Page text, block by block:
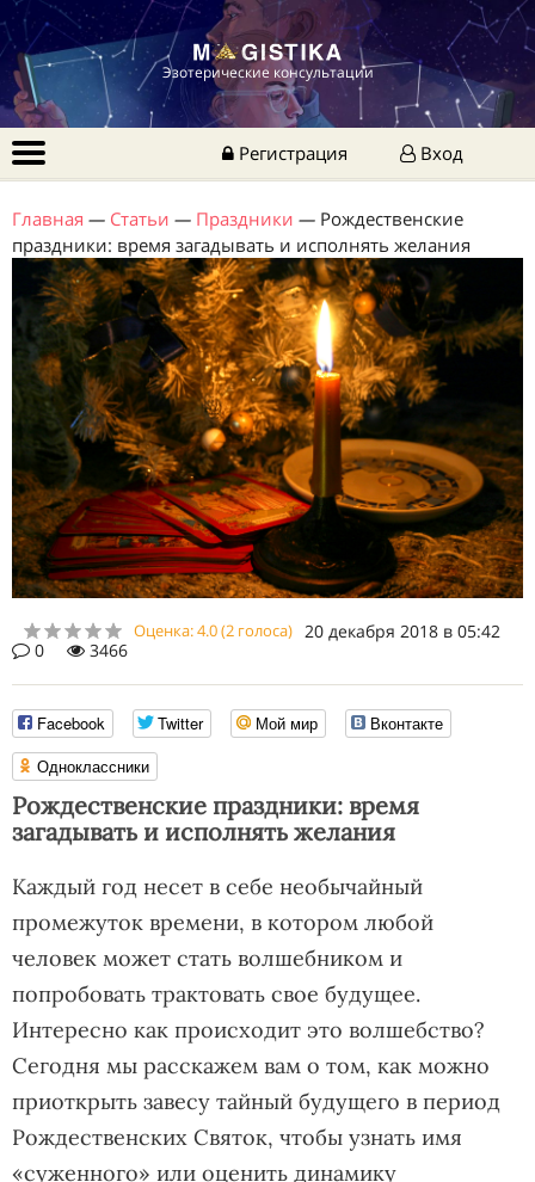
Эзотерические консультации
Регистрация Вход
Главная — Статьи — Праздники — Рождественские
праздники: время загадывать и исполнять желания
Оценка:4.0(2 голоса) 20 декабря 2018 в 05:42
0
3466
Facebook Twitter Мой мир
Вконтакте
Одноклассники
Рождественские праздники: время
загадывать и исполнять желания
Каждый год несет в себе необычайный
промежуток времени, в котором любой
человек может стать волшебником и
попробовать трактовать свое будущее.
Интересно как происходит это волшебство?
Сегодня мы расскажем вам о том, как можно
приоткрыть завесу тайный будущего в период
Рождественских Святок, чтобы узнать имя
«суженного» или оценить динамику